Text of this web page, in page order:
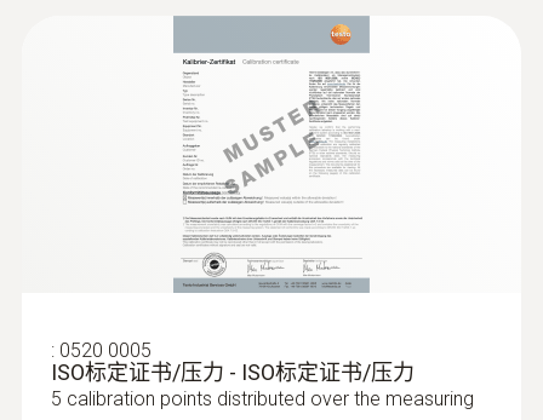
: 0520 0005
ISO标定证书/压力 - ISO标定证书/压力
5 calibration points distributed over the measuring